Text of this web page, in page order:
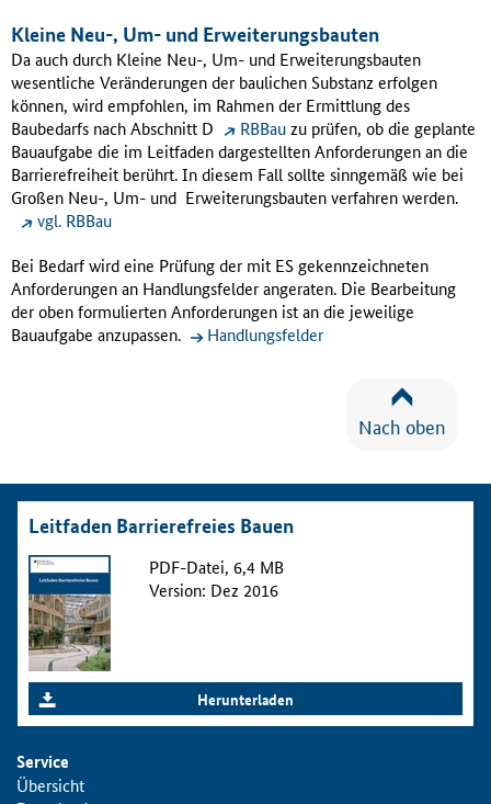
Kleine Neu-, Um- und Erweiterungsbauten
Da auch durch Kleine Neu-, Um- und Erweiterungsbauten
wesentliche Veränderungen der baulichen Substanz erfolgen
können, wird empfohlen, im Rahmen der Ermittlung des
Baubedarfs nach Abschnitt D
RBBauzu prüfen, ob die geplante
Bauaufgabe die im Leitfaden dargestellten Anforderungen an die
Barrierefreiheit berührt. In diesem Fall sollte sinngemäß wie bei
Großen Neu-, Um- und Erweiterungsbauten verfahren werden.
vgl. RBBau
Bei Bedarf wird eine Prüfung der mit ES gekennzeichneten
Anforderungen an Handlungsfelder angeraten. Die Bearbeitung
der oben formulierten Anforderungen ist an die jeweilige
Bauaufgabe anzupassen.
Handlungsfelder
Nach oben
Leitfaden Barrierefreies Bauen
PDF-Datei, 6,4 MB
Version: Dez 2016
Herunterladen
Service
Übersicht